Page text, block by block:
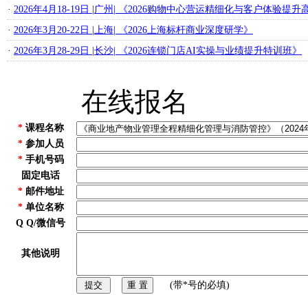
· 2026年4月18-19日 |广州| 《2026购物中心营运精细化与客户体验提升
· 2026年3月20-22日 |上海| 《2026上海标杆商业深度研学》
· 2026年3月28-29日 |长沙| 《2026连锁门店AI实操与业绩提升特训班》
在线报名
*课程名称
*参加人员
*手机号码
固定电话
*邮件地址
*单位名称
Q Q/微信号
其他说明
(带*号的必填)